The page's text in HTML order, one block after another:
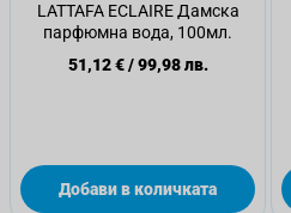
LATTAFA ECLAIRE Дамска
парфюмна вода, 100мл.
51,12 €/99,98 лв.
Добави в количката